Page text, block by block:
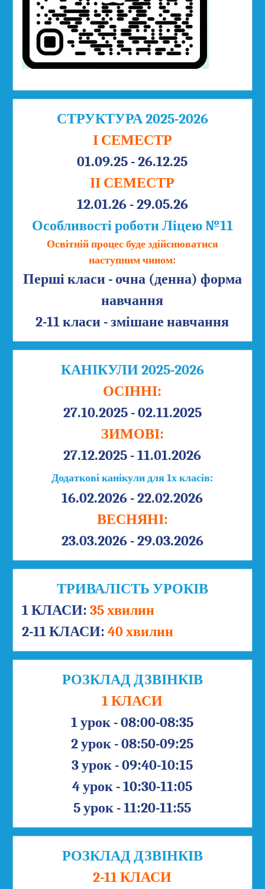
СТРУКТУРА 2025-2026
І СЕМЕСТР
01.09.25 - 26.12.25
ІІ СЕМЕСТР
12.01.26 - 29.05.26
Особливості роботи Ліцею №11
Освітній процес буде здійснюватися
наступним чином:
Перші класи - очна (денна) форма
навчання
2-11 класи - змішане навчання
КАНІКУЛИ 2025-2026
ОСІННІ:
27.10.2025 - 02.11.2025
ЗИМОВІ:
27.12.2025 - 11.01.2026
Додаткові канікули для 1х класів:
16.02.2026 - 22.02.2026
ВЕСНЯНІ:
23.03.2026 - 29.03.2026
ТРИВАЛІСТЬ УРОКІВ
1 КЛАСИ: 35 хвилин
2-11 КЛАСИ: 40 хвилин
РОЗКЛАД ДЗВІНКІВ
1 КЛАСИ
1 урок - 08:00-08:35
2 урок - 08:50-09:25
3 урок - 09:40-10:15
4 урок - 10:30-11:05
5 урок - 11:20-11:55
РОЗКЛАД ДЗВІНКІВ
2-11 КЛАСИ